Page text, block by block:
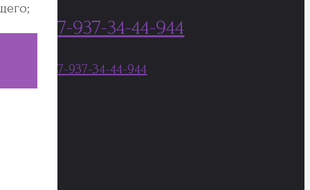
7-937-34-44-944
7-937-34-44-944